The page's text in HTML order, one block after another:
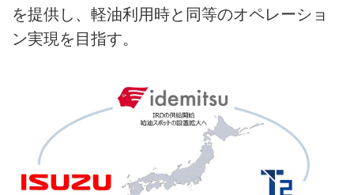
を提供し、軽油利用時と同等のオペレーショ
ン実現を目指す。